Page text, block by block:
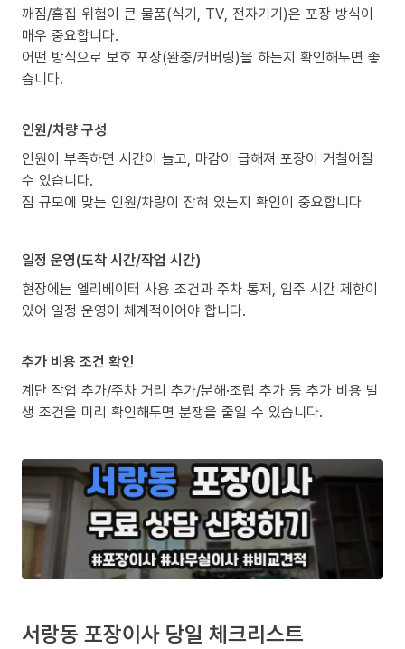
깨짐/흠집 위험이 큰 물품(식기, TV, 전자기기)은 포장 방식이
매우 중요합니다.
어떤 방식으로 보호 포장(완충/커버링)을 하는지 확인해두면 좋
습니다.
인원/차량 구성
인원이 부족하면 시간이 늘고, 마감이 급해져 포장이 거칠어질
수 있습니다.
짐 규모에 맞는 인원/차량이 잡혀 있는지 확인이 중요합니다
일정 운영(도착 시간/작업 시간)
현장에는 엘리베이터 사용 조건과 주차 통제, 입주 시간 제한이
있어 일정 운영이 체계적이어야 합니다.
추가 비용 조건 확인
계단 작업 추가/주차 거리 추가/분해·조립 추가 등 추가 비용 발
생 조건을 미리 확인해두면 분쟁을 줄일 수 있습니다.
서랑동 포장이사 당일 체크리스트